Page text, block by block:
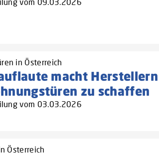
in Österreich
macht Herstellern
zu schaffen‌
vom 03.03.2026
Österreich